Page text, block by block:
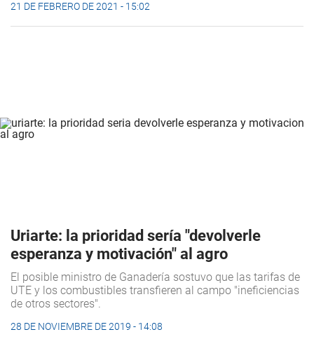
21 DE FEBRERO DE 2021 - 15:02
Uriarte: la prioridad sería "devolverle
esperanza y motivación" al agro
El posible ministro de Ganadería sostuvo que las tarifas de
UTE y los combustibles transfieren al campo "ineficiencias
de otros sectores".
28 DE NOVIEMBRE DE 2019 - 14:08